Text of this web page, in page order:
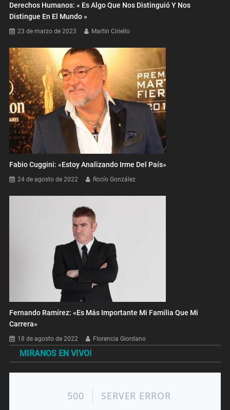
Derechos Humanos: « Es Algo Que Nos Distinguió Y Nos
Distingue En El Mundo »
23 de marzo de 2023 Martin Ciriello
Fabio Cuggini: «Estoy Analizando Irme Del País»
24 de agosto de 2022 Rocío González
Fernando Ramírez: «Es Más Importante Mi Familia Que Mi
Carrera»
18 de agosto de 2022 Florencia Giordano
MIRANOS EN VIVO!